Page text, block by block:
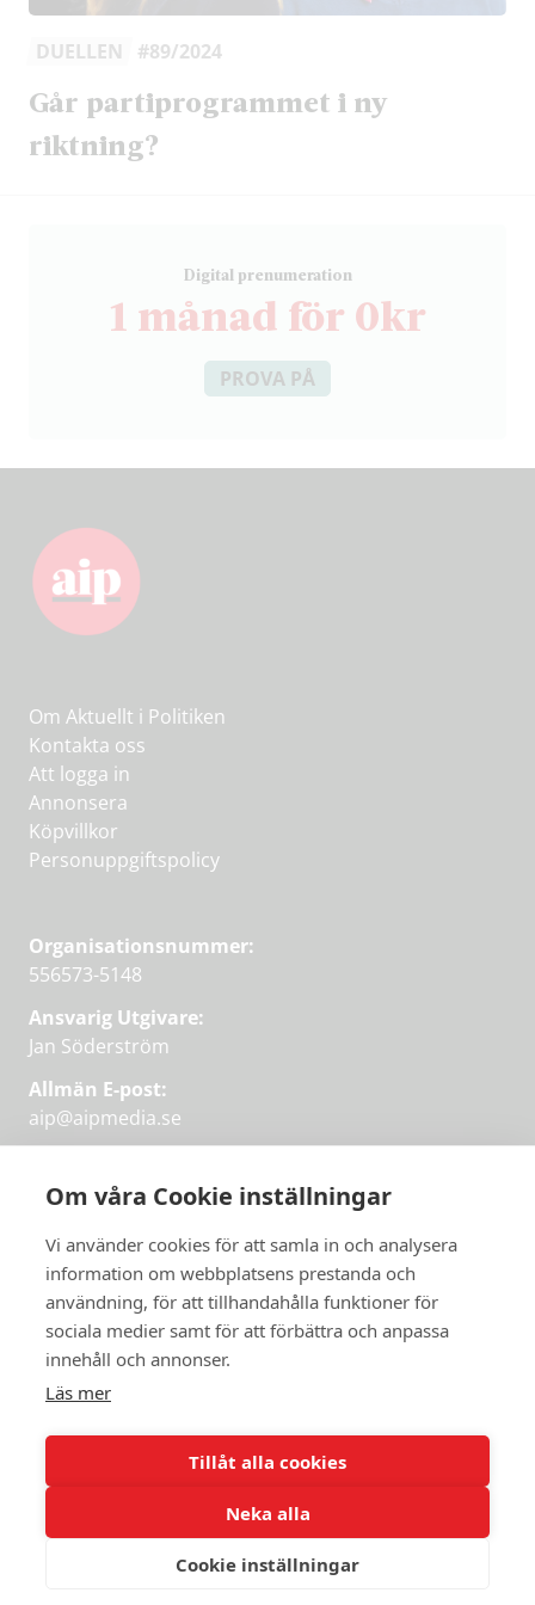
Om våra Cookie inställningar
Vi använder cookies för att samla in och analysera
information om webbplatsens prestanda och
användning, för att tillhandahålla funktioner för
sociala medier samt för att förbättra och anpassa
innehåll och annonser.
Läs mer
Tillåt alla cookies
Neka alla
Cookie inställningar
första månaden
gratis.
PRENUMERERA
DUELLEN #89/2024
Går partiprogrammet i ny
riktning?
Digital prenumeration
1 månad för 0kr
PROVA PÅ
Om Aktuellt i Politiken
Kontakta oss
Att logga in
Annonsera
Köpvillkor
Personuppgiftspolicy
Organisationsnummer:
556573-5148
Ansvarig Utgivare:
Jan Söderström
Allmän E-post:
aip@aipmedia.se
aip@flowyinfo.seeller 08-1210 60 40.
Instagram
LinkedIn
Twitter
Facebook
Få veckans bästa
artiklar på mejlen
PRENUMERERA
© 2026 Aktuellt i Politiken.